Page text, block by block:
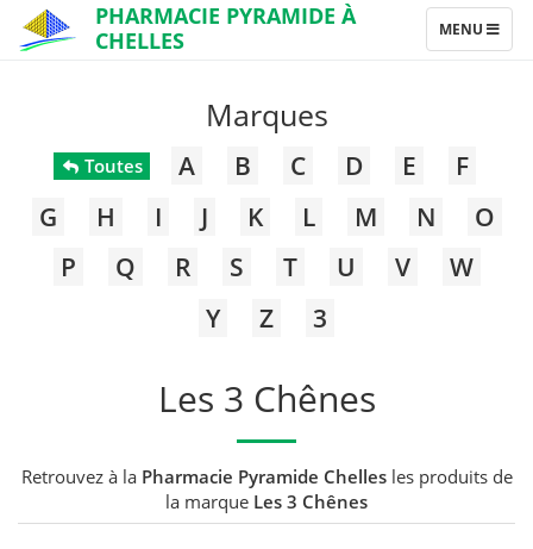
PHARMACIE PYRAMIDE À
CHELLES
TOGGLE
NAVIGATION
MENU
Marques
Toutes A B C D E
F
G
H I J K L M N
O
P
Q R S T U V
W
Y
Z 3
Les 3 Chênes
Retrouvez à la Pharmacie Pyramide Chellesles produits de
la marque Les 3 Chênes